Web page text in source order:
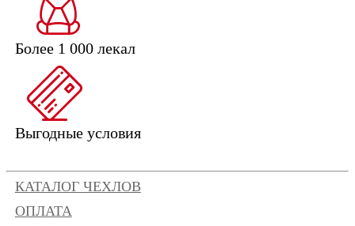
Более 1 000 лекал
Выгодные условия
КАТАЛОГ ЧЕХЛОВ
ОПЛАТА